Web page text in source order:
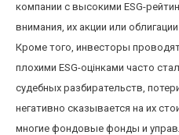
компании с высокими ESG-
внимания, их акции или
Кроме того, инвесторы
плохими ESG-оцінками часто
судебных разбирательств,
негативно сказывается на их
многие фондовые фонды и